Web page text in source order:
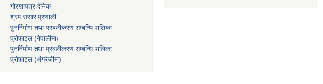
गोरखापत्र दैनिक
श्रम संसार प्रणाली
पुनर्निर्माण तथा प्रबलीकरण सम्बन्धि पालिका
प्राेफाइल (नेपालीमा)
पुनर्निर्माण तथा प्रबलीकरण सम्बन्धि पालिका
प्राेफाइल(अंग्रेजीमा)